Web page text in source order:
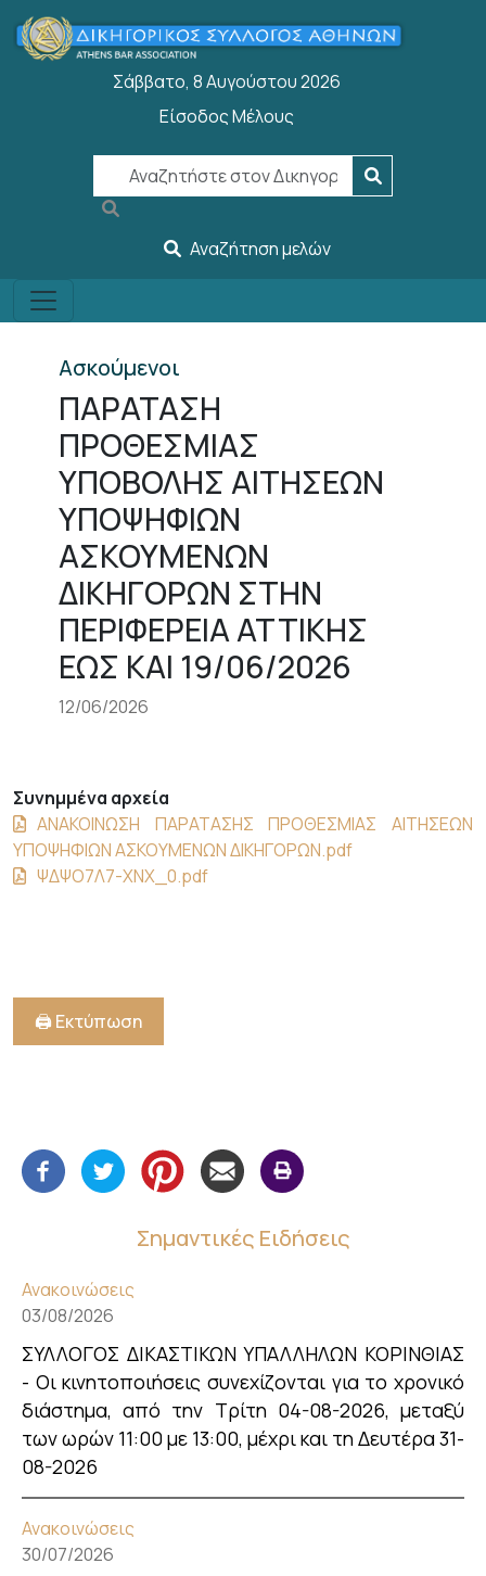
Παράκαμψη προς το κυρίως περιεχόμενο
Σάββατο, 8 Αυγούστου 2026
User account menu
Είσοδος Μέλους
Αναζήτηση μελών
Ασκούμενοι
ΠΑΡΑΤΑΣΗ
ΠΡΟΘΕΣΜΙΑΣ
ΥΠΟΒΟΛΗΣ ΑΙΤΗΣΕΩΝ
ΥΠΟΨΗΦΙΩΝ
ΑΣΚΟΥΜΕΝΩΝ
ΔΙΚΗΓΟΡΩΝ ΣΤΗΝ
ΠΕΡΙΦΕΡΕΙΑ ΑΤΤΙΚΗΣ
ΕΩΣ ΚΑΙ 19/06/2026
12/06/2026
Σημαντικές Ειδήσεις
Ανακοινώσεις
03/08/2026
ΣΥΛΛΟΓΟΣ ΔΙΚΑΣΤΙΚΩΝ ΥΠΑΛΛΗΛΩΝ ΚΟΡΙΝΘΙΑΣ
- Οι κινητοποιήσεις συνεχίζονται για το χρονικό
διάστημα, από την Τρίτη 04-08-2026, μεταξύ
των ωρών 11:00 με 13:00, μέχρι και τη Δευτέρα 31-
08-2026
Ανακοινώσεις
30/07/2026
Συνημμένα αρχεία
ΑΝΑΚΟΙΝΩΣΗ ΠΑΡΑΤΑΣΗΣ ΠΡΟΘΕΣΜΙΑΣ ΑΙΤΗΣΕΩΝ
ΥΠΟΨΗΦΙΩΝ ΑΣΚΟΥΜΕΝΩΝ ΔΙΚΗΓΟΡΩΝ.pdf
ΨΔΨΟ7Λ7-ΧΝΧ_0.pdf
🖨️ Εκτύπωση